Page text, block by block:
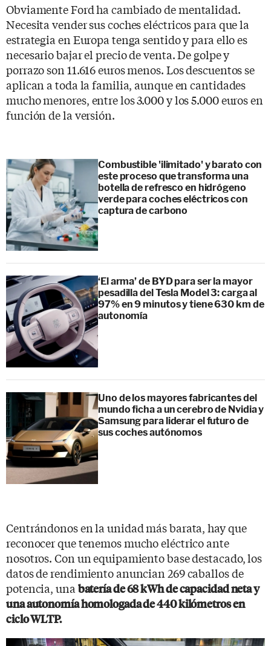
Obviamente Ford ha cambiado de mentalidad.
Necesita vender sus coches eléctricos para que la
estrategia en Europa tenga sentido y para ello es
necesario bajar el precio de venta. De golpe y
porrazo son 11.616 euros menos. Los descuentos se
aplican a toda la familia, aunque en cantidades
mucho menores, entre los 3.000 y los 5.000 euros en
función de la versión.
Combustible 'ilimitado' y barato con
este proceso que transforma una
botella de refresco en hidrógeno
verde para coches eléctricos con
captura de carbono
‘El arma’ de BYD para ser la mayor
pesadilla del Tesla Model 3: carga al
97% en 9 minutos y tiene 630 km de
autonomía
Uno de los mayores fabricantes del
mundo ficha a un cerebro de Nvidia y
Samsung para liderar el futuro de
sus coches autónomos
Centrándonos en la unidad más barata, hay que
reconocer que tenemos mucho eléctrico ante
nosotros. Con un equipamiento base destacado, los
datos de rendimiento anuncian 269 caballos de
potencia, una batería de 68 kWh de capacidad neta y
una autonomía homologada de 440 kilómetros en
ciclo WLTP.